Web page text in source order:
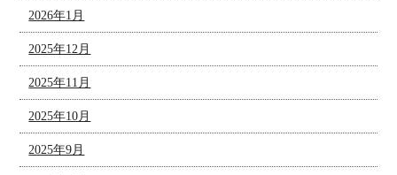
2026年1月
2025年12月
2025年11月
2025年10月
2025年9月